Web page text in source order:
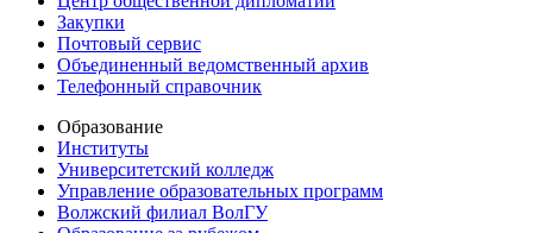
Закупки
Почтовый сервис
Объединенный ведомственный архив
Телефонный справочник
Образование
Институты
Университетский колледж
Управление образовательных программ
Волжский филиал ВолГУ